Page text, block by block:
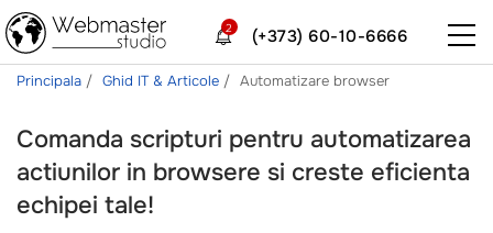
(+373) 60-10-6666
2
Principala Ghid IT & Articole Automatizare browser
Comanda scripturi pentru automatizarea
actiunilor in browsere si creste eficienta
echipei tale!